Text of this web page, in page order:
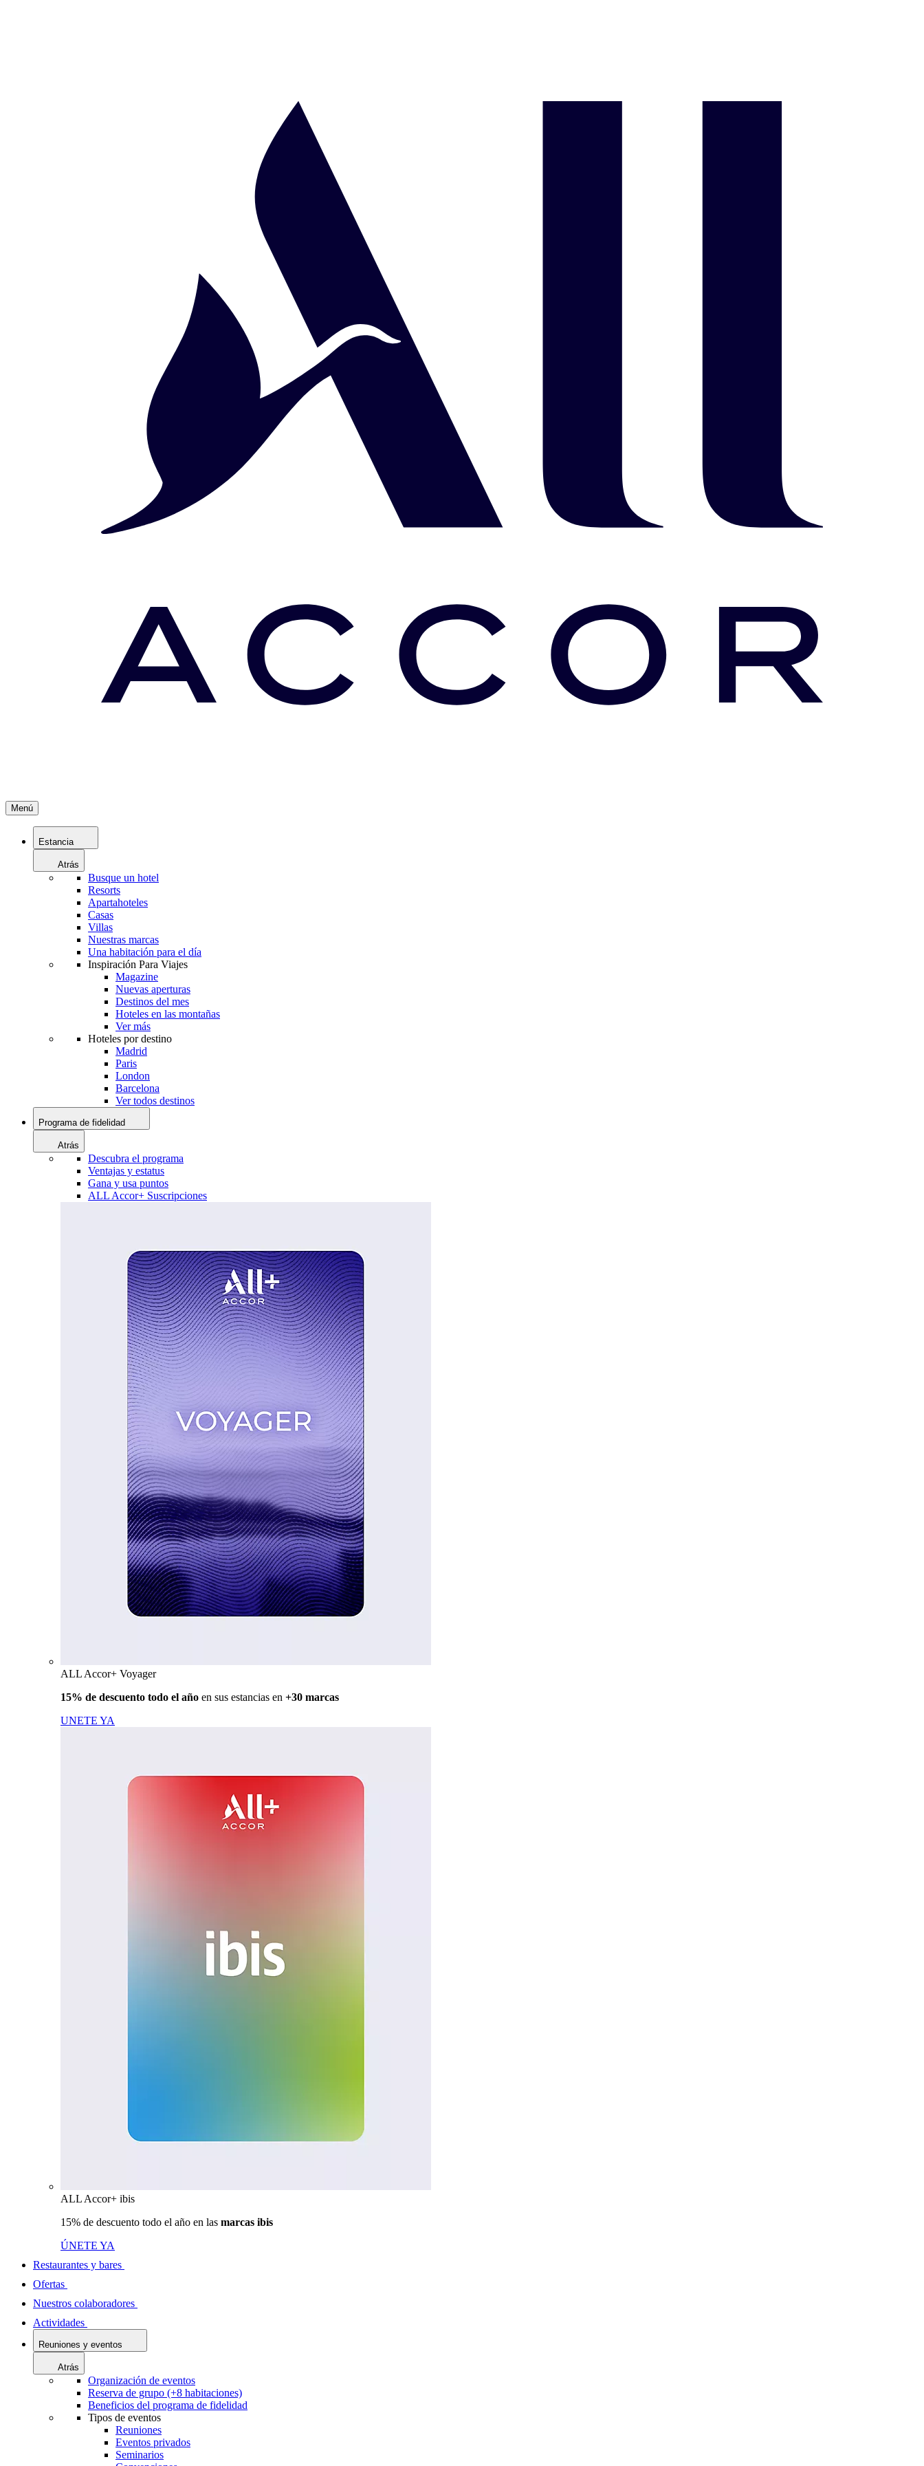
Menú
Estancia
Atrás
Busque un hotel
Resorts
Apartahoteles
Casas
Villas
Nuestras marcas
Una habitación para el día
Inspiración Para Viajes
Magazine
Nuevas aperturas
Destinos del mes
Hoteles en las montañas
Ver más
Hoteles por destino
Madrid
Paris
London
Barcelona
Ver todos destinos
Programa de fidelidad
Atrás
Descubra el programa
Ventajas y estatus
Gana y usa puntos
ALL Accor+ Suscripciones
ALL Accor+ Voyager
15% de descuento todo el año en sus estancias en +30 marcas
UNETE YA
ALL Accor+ ibis
15% de descuento todo el año en las marcas ibis
ÚNETE YA
Restaurantes y bares
Ofertas
Nuestros colaboradores
Actividades
Reuniones y eventos
Atrás
Organización de eventos
Reserva de grupo (+8 habitaciones)
Beneficios del programa de fidelidad
Tipos de eventos
Reuniones
Eventos privados
Seminarios